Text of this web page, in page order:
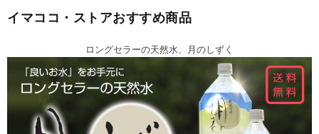
イマココ・ストアおすすめ商品
ロングセラーの天然水、月のしずく